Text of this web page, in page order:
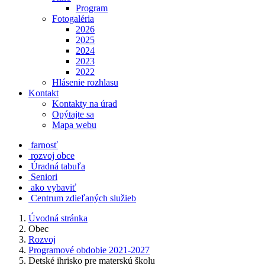
Program
Fotogaléria
2026
2025
2024
2023
2022
Hlásenie rozhlasu
Kontakt
Kontakty na úrad
Opýtajte sa
Mapa webu
farnosť
rozvoj obce
Úradná tabuľa
Seniori
ako vybaviť
Centrum zdieľaných služieb
Úvodná stránka
Obec
Rozvoj
Programové obdobie 2021-2027
Detské ihrisko pre materskú školu